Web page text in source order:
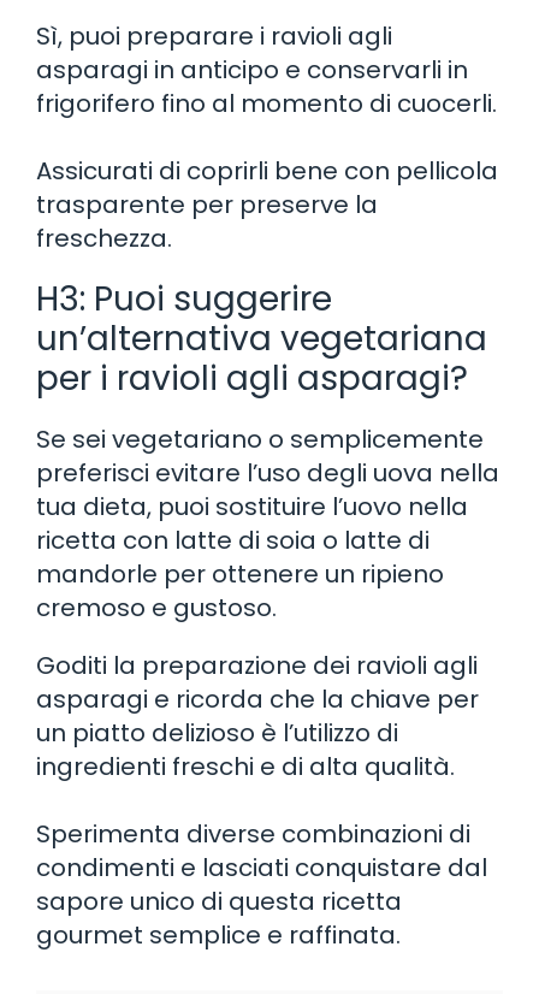
Sì, puoi preparare i ravioli agli
asparagi in anticipo e conservarli in
frigorifero fino al momento di cuocerli.
Assicurati di coprirli bene con pellicola
trasparente per preserve la
freschezza.
H3: Puoi suggerire
un’alternativa vegetariana
per i ravioli agli asparagi?
Se sei vegetariano o semplicemente
preferisci evitare l’uso degli uova nella
tua dieta, puoi sostituire l’uovo nella
ricetta con latte di soia o latte di
mandorle per ottenere un ripieno
cremoso e gustoso.
Goditi la preparazione dei ravioli agli
asparagi e ricorda che la chiave per
un piatto delizioso è l’utilizzo di
ingredienti freschi e di alta qualità.
Sperimenta diverse combinazioni di
condimenti e lasciati conquistare dal
sapore unico di questa ricetta
gourmet semplice e raffinata.